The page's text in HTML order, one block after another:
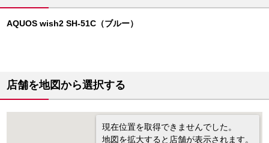
AQUOS wish2 SH-51C（ブルー）
店舗を地図から選択する
現在位置を取得できませんでした。
地図を拡大すると店舗が表示されます。